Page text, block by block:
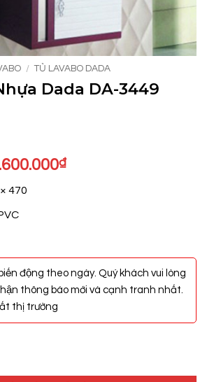
/ TỦ LAVABO DADA
Dada DA-3449
₫Giá
470
động theo ngày. Quý khách vui lòng
thông báo mới và cạnh tranh nhất.
thị trường